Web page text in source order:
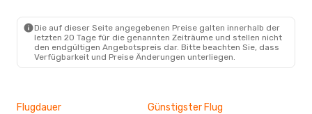
Do., 27. Aug. - Do., 3. Sept.
Pegasus Airlines
1 Zwischenstopp
BRE- BEY
Die auf dieser Seite angegebenen Preise galten innerhalb der
letzten 20 Tage für die genannten Zeiträume und stellen nicht
den endgültigen Angebotspreis dar. Bitte beachten Sie, dass
Verfügbarkeit und Preise Änderungen unterliegen.
Flugdauer Günstigster Flug